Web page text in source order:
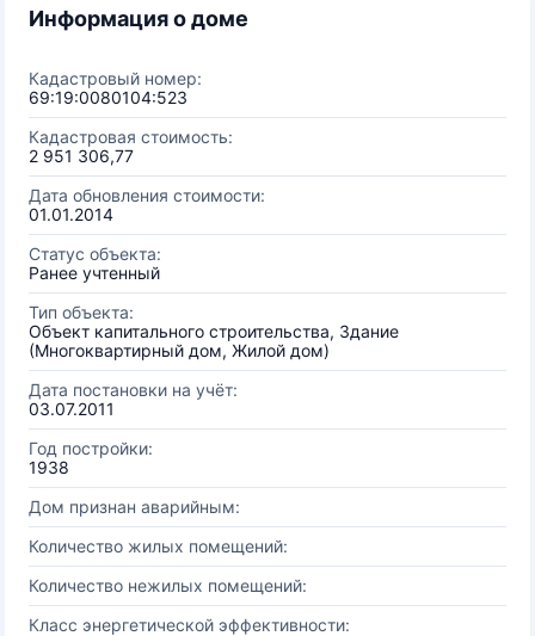
Информация о доме
Кадастровый номер:
69:19:0080104:523
Кадастровая стоимость:
2 951 306,77
Дата обновления стоимости:
01.01.2014
Статус объекта:
Ранее учтенный
Тип объекта:
Объект капитального строительства, Здание
(Многоквартирный дом, Жилой дом)
Дата постановки на учёт:
03.07.2011
Год постройки:
1938
Дом признан аварийным:
Количество жилых помещений:
Количество нежилых помещений:
Класс энергетической эффективности: